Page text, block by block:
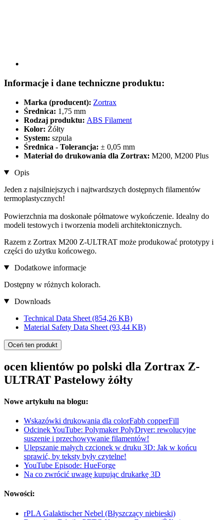
Informacje i dane techniczne produktu:
Marka (producent): Zortrax
Średnica: 1,75 mm
Rodzaj produktu: ABS Filament
Kolor: Żółty
System: szpula
Średnica - Tolerancja: ± 0,05 mm
Materiał do drukowania dla Zortrax: M200, M200 Plus
Opis
Jeden z najsilniejszych i najtwardszych dostępnych filamentów
termoplastycznych!
Powierzchnia ma doskonałe półmatowe wykończenie. Idealny do
modeli testowych i tworzenia modeli architektonicznych.
Razem z Zortrax M200 Z-ULTRAT może produkować prototypy i
części do użytku końcowego.
Dodatkowe informacje
Dostępny w różnych kolorach.
Downloads
Technical Data Sheet (854,26 KB)
Material Safety Data Sheet (93,44 KB)
Oceń ten produkt
ocen klientów po polski dla Zortrax Z-
ULTRAT Pastelowy żółty
Nowe artykułu na blogu:
Wskazówki drukowania dla colorFabb copperFill
Odcinek YouTube: Polymaker PolyDryer: rewolucyjne
suszenie i przechowywanie filamentów!
Ulepszanie małych czcionek w druku 3D: Jak w końcu
sprawić, by teksty były czytelne!
YouTube Episode: HueForge
Na co zwrócić uwagę kupując drukarkę 3D
Nowości:
rPLA Galaktischer Nebel (Błyszczący niebieski)